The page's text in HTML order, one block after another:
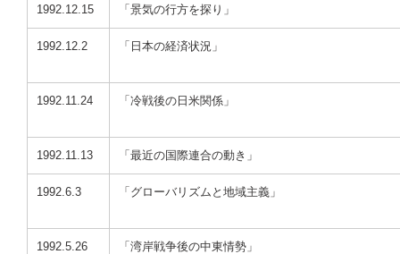
1992.12.15 「景気の行方を探り」
1992.12.2 「日本の経済状況」
1992.11.24 「冷戦後の日米関係」
1992.11.13 「最近の国際連合の動き」
1992.6.3 「グローバリズムと地域主義」
1992.5.26 「湾岸戦争後の中東情勢」